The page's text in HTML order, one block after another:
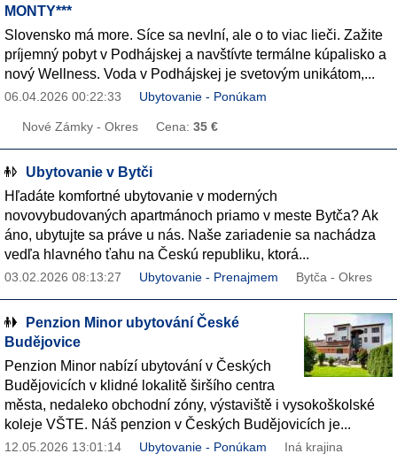
MONTY***
Slovensko má more. Síce sa nevlní, ale o to viac lieči. Zažite
príjemný pobyt v Podhájskej a navštívte termálne kúpalisko a
nový Wellness. Voda v Podhájskej je svetovým unikátom,...
06.04.2026 00:22:33 Ubytovanie - Ponúkam
Nové Zámky - Okres Cena: 35 €
Ubytovanie v Bytči
Hľadáte komfortné ubytovanie v moderných
novovybudovaných apartmánoch priamo v meste Bytča? Ak
áno, ubytujte sa práve u nás. Naše zariadenie sa nachádza
vedľa hlavného ťahu na Českú republiku, ktorá...
03.02.2026 08:13:27 Ubytovanie - Prenajmem Bytča - Okres
Penzion Minor ubytování České
Budějovice
Penzion Minor nabízí ubytování v Českých
Budějovicích v klidné lokalitě širšího centra
města, nedaleko obchodní zóny, výstaviště i vysokoškolské
koleje VŠTE. Náš penzion v Českých Budějovicích je...
12.05.2026 13:01:14 Ubytovanie - Ponúkam Iná krajina